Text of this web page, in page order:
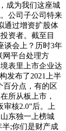
成为我们这座城
公司子公司特来
通过增资扩股体
资者。截至目
谈会上？历时3年
网平台处理方
表里上市企业达
发布了2021上半
百分点，有的区
所从板上市，
审核2.0”后。上
东独一上榜城
;你们是财产成